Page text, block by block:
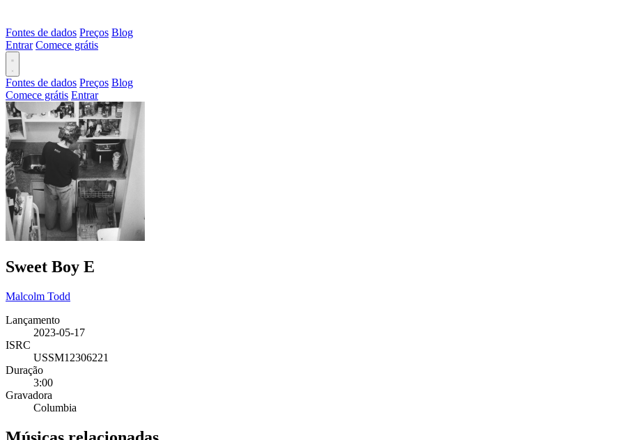
Fontes de dados Preços Blog
Entrar Comece grátis
Fontes de dados Preços Blog
Comece grátis Entrar
Sweet Boy E
Malcolm Todd
Lançamento
2023-05-17
ISRC
USSM12306221
Duração
3:00
Gravadora
Columbia